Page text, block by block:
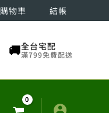
購物車 結帳
🚚全台宅配
滿799免費配送